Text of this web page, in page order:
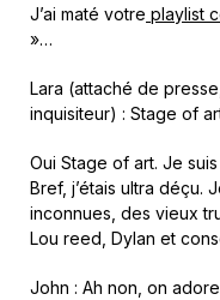
J’ai maté votre playlist
»…
Lara (attaché de
inquisiteur) : Stage of
Oui Stage of art. Je
Bref, j’étais ultra déçu.
inconnues, des vieux
Lou reed, Dylan et
John : Ah non, on